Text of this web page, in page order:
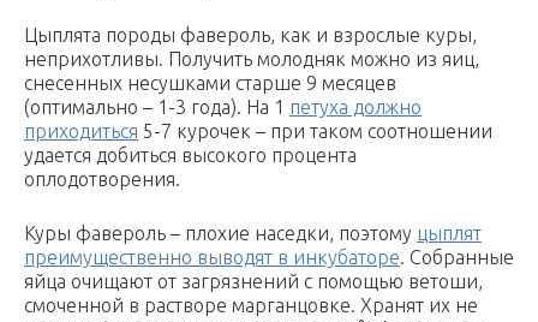
Цыплята породы фавероль, как и взрослые куры,
неприхотливы. Получить молодняк можно из яиц,
снесенных несушками старше 9 месяцев
(оптимально – 1-3 года). На 1 петуха должно
приходиться 5-7 курочек – при таком соотношении
удается добиться высокого процента
оплодотворения.
Куры фавероль – плохие наседки, поэтому цыплят
преимущественно выводят в инкубаторе. Собранные
яйца очищают от загрязнений с помощью ветоши,
смоченной в растворе марганцовке. Хранят их не